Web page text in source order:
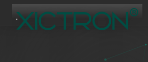
XICTRON